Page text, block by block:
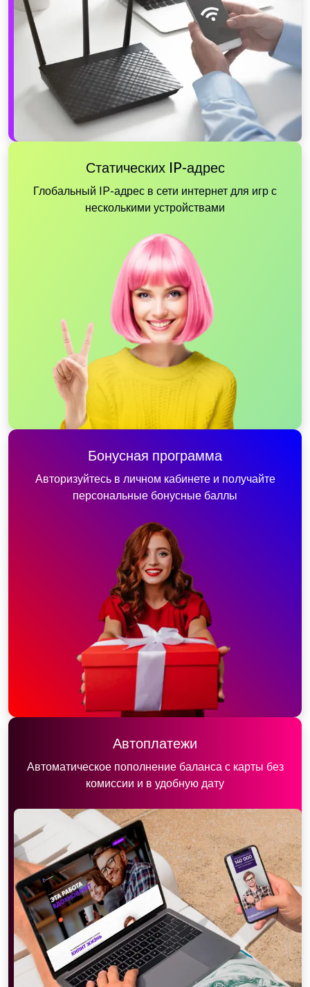
Статических IP-адрес
Глобальный IP-адрес в сети интернет для игр с
несколькими устройствами
Бонусная программа
Авторизуйтесь в личном кабинете и получайте
персональные бонусные баллы
Автоплатежи
Автоматическое пополнение баланса с карты без
комиссии и в удобную дату